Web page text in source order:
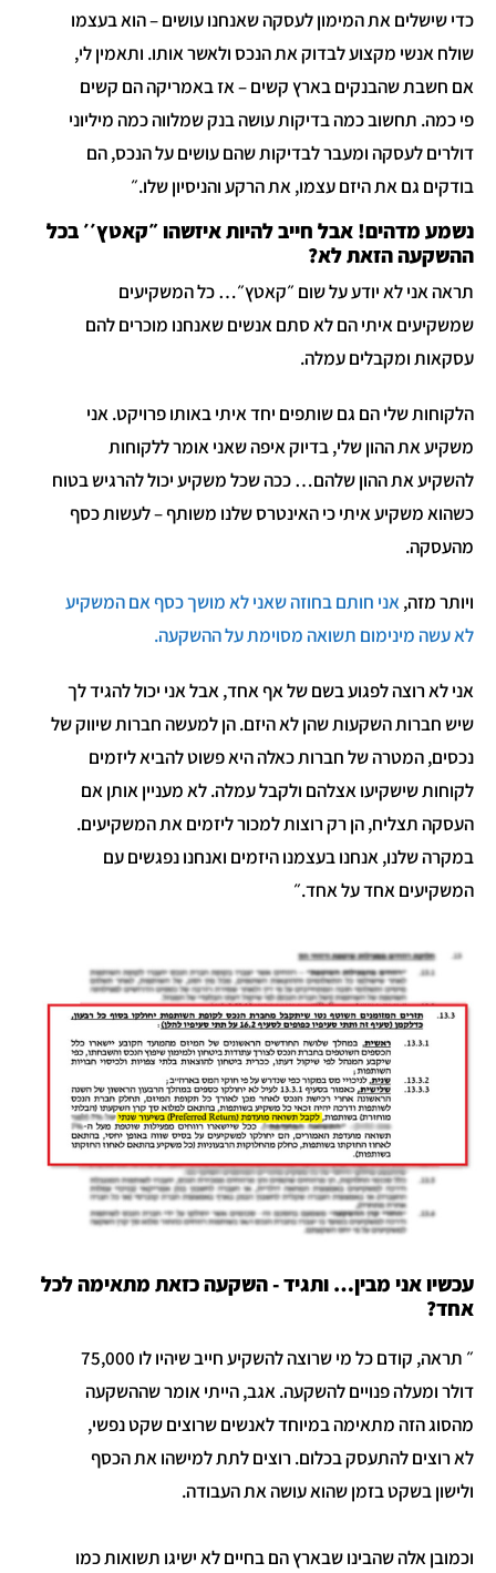
כדי שישלים את המימון לעסקה שאנחנו עושים – הוא בעצמו
שולח אנשי מקצוע לבדוק את הנכס ולאשר אותו. ותאמין לי,
אם חשבת שהבנקים בארץ קשים – אז באמריקה הם קשים
פי כמה. תחשוב כמה בדיקות עושה בנק שמלווה כמה מיליוני
דולרים לעסקה ומעבר לבדיקות שהם עושים על הנכס, הם
בודקים גם את היזם עצמו, את הרקע והניסיון שלו.״
נשמע מדהים! אבל חייב להיות איזשהו ״קאטץ׳׳ בכל
ההשקעה הזאת לא?
תראה אני לא יודע על שום ״קאטץ״… כל המשקיעים
שמשקיעים איתי הם לא סתם אנשים שאנחנו מוכרים להם
עסקאות ומקבלים עמלה.
הלקוחות שלי הם גם שותפים יחד איתי באותו פרויקט. אני
משקיע את ההון שלי, בדיוק איפה שאני אומר ללקוחות
להשקיע את ההון שלהם… ככה שכל משקיע יכול להרגיש בטוח
כשהוא משקיע איתי כי האינטרס שלנו משותף – לעשות כסף
מהעסקה.
ויותר מזה,אני חותם בחוזה שאני לא מושך כסף אם המשקיע
לא עשה מינימום תשואה מסוימת על ההשקעה.
אני לא רוצה לפגוע בשם של אף אחד, אבל אני יכול להגיד לך
שיש חברות השקעות שהן לא היזם. הן למעשה חברות שיווק של
נכסים, המטרה של חברות כאלה היא פשוט להביא ליזמים
לקוחות שישקיעו אצלהם ולקבל עמלה. לא מעניין אותן אם
העסקה תצליח, הן רק רוצות למכור ליזמים את המשקיעים.
במקרה שלנו, אנחנו בעצמנו היזמים ואנחנו נפגשים עם
המשקיעים אחד על אחד.״
עכשיו אני מבין… ותגיד - השקעה כזאת מתאימה לכל
אחד?
״ תראה, קודם כל מי שרוצה להשקיע חייב שיהיו לו 75,000
דולר ומעלה פנויים להשקעה. אגב, הייתי אומר שההשקעה
מהסוג הזה מתאימה במיוחד לאנשים שרוצים שקט נפשי,
לא רוצים להתעסק בכלום. רוצים לתת למישהו את הכסף
ולישון בשקט בזמן שהוא עושה את העבודה.
וכמובן אלה שהבינו שבארץ הם בחיים לא ישיגו תשואות כמו